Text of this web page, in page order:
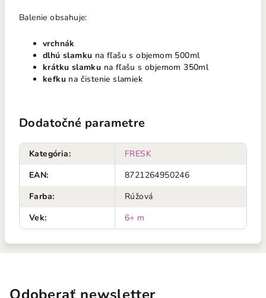
Balenie obsahuje:
vrchnák
dlhú slamku na fľašu s objemom 500ml
krátku slamku na fľašu s objemom 350ml
kefku na čistenie slamiek
Dodatočné parametre
Kategória:
FRESK
EAN:
8721264950246
Farba:
Rúžová
Vek: 6+ m